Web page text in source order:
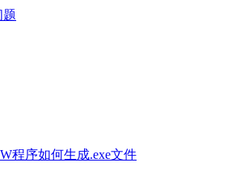
题
程序如何生成.exe文件